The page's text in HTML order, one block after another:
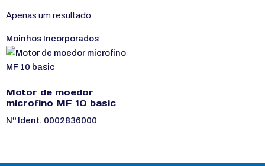
Apenas um resultado
Moinhos Incorporados
Motor de moedor
microfino MF 10 basic
Nº Ident. 0002836000